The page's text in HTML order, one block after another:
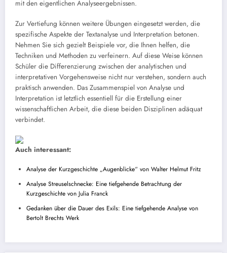
mit den eigentlichen Analyseergebnissen.
Zur Vertiefung können weitere Übungen eingesetzt werden, die
spezifische Aspekte der Textanalyse und Interpretation betonen.
Nehmen Sie sich gezielt Beispiele vor, die Ihnen helfen, die
Techniken und Methoden zu verfeinern. Auf diese Weise können
Schüler die Differenzierung zwischen der analytischen und
interpretativen Vorgehensweise nicht nur verstehen, sondern auch
praktisch anwenden. Das Zusammenspiel von Analyse und
Interpretation ist letztlich essentiell für die Erstellung einer
wissenschaftlichen Arbeit, die diese beiden Disziplinen adäquat
verbindet.
Auch interessant:
Analyse der Kurzgeschichte „Augenblicke“ von Walter Helmut Fritz
Analyse Streuselschnecke: Eine tiefgehende Betrachtung der
Kurzgeschichte von Julia Franck
Gedanken über die Dauer des Exils: Eine tiefgehende Analyse von
Bertolt Brechts Werk